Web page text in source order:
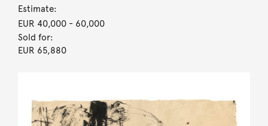
Estimate:
EUR 40,000- 60,000
Sold for:
EUR 65,880